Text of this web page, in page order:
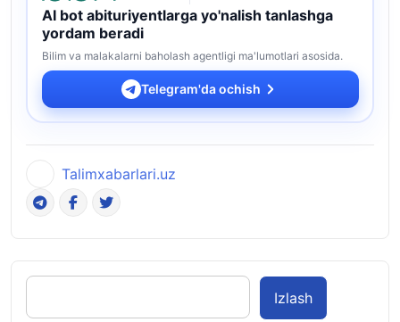
AI bot abituriyentlarga yo'nalish tanlashga
yordam beradi
Bilim va malakalarni baholash agentligi ma'lumotlari asosida.
Telegram'da ochish
Talimxabarlari.uz
Izlash